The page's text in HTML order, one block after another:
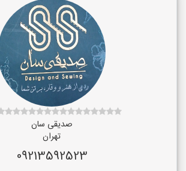
صدیقی سان
تهران
09213592523